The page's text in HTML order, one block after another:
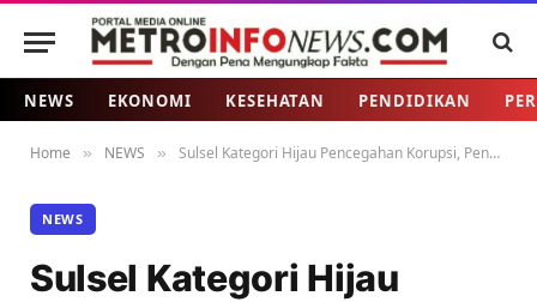
NEWS EKONOMI KESEHATAN PENDIDIKAN
Home » NEWS » Sulsel Kategori Hijau Pencegahan Korupsi, Pengamat: Bukti Andi Sudirman Mampu Wujudkan Good Governance
NEWS
Sulsel Kategori Hijau